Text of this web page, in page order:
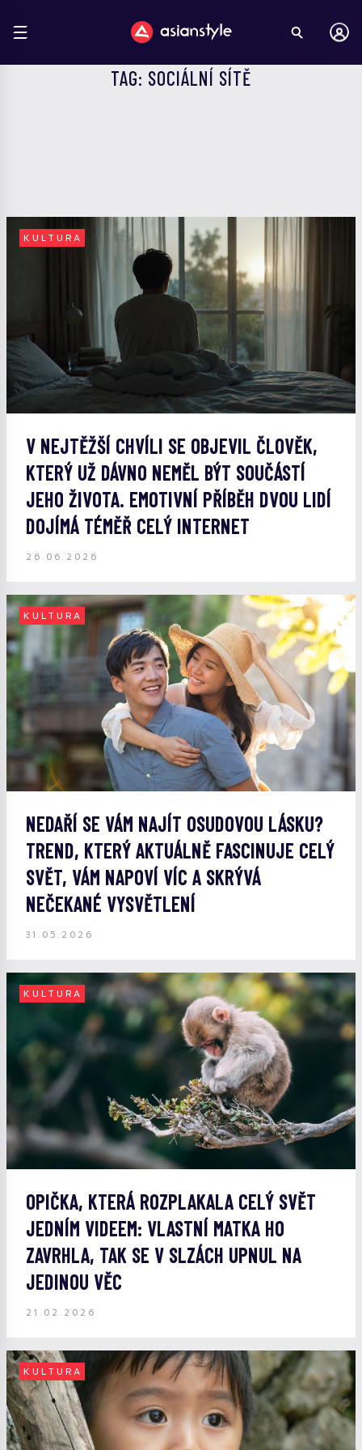
TAG: SOCIÁLNÍ SÍTĚ
KULTURA
V NEJTĚŽŠÍ CHVÍLI SE OBJEVIL ČLOVĚK,
KTERÝ UŽ DÁVNO NEMĚL BÝT SOUČÁSTÍ
JEHO ŽIVOTA. EMOTIVNÍ PŘÍBĚH DVOU LIDÍ
DOJÍMÁ TÉMĚŘ CELÝ INTERNET
26.06.2026
KULTURA
NEDAŘÍ SE VÁM NAJÍT OSUDOVOU LÁSKU?
TREND, KTERÝ AKTUÁLNĚ FASCINUJE CELÝ
SVĚT, VÁM NAPOVÍ VÍC A SKRÝVÁ
NEČEKANÉ VYSVĚTLENÍ
31.05.2026
KULTURA
OPIČKA, KTERÁ ROZPLAKALA CELÝ SVĚT
JEDNÍM VIDEEM: VLASTNÍ MATKA HO
ZAVRHLA, TAK SE V SLZÁCH UPNUL NA
JEDINOU VĚC
21.02.2026
KULTURA